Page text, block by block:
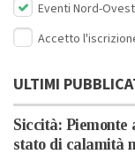
Eventi Nord-Ovest
Accetto
ULTIMI
Siccità:
stato di calamità